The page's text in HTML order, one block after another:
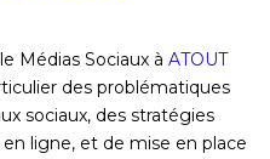
Médias Sociaux à ATOUT
des problématiques
sociaux, des stratégies
ligne, et de mise en place